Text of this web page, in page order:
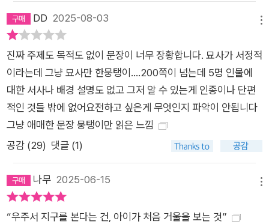
DD 2025-08-03
진짜 주제도 목적도 없이 문장이 너무 장황합니다. 묘사가 서정적
이라는데 그냥 묘사만 한뭉탱이....200쪽이 넘는데 5명 인물에
대한 서사나 배경 설명도 없고 그저 알 수 있는게 인종이나 단편
적인 것들 밖에 없어요전하고 싶은게 무엇인지 파악이 안됩니다
그냥 애매한 문장 뭉탱이만 읽은 느낌
공감 (29) 댓글 (1)
나무 2025-06-15
“우주서 지구를 본다는 건, 아이가 처음 거울을 보는 것”